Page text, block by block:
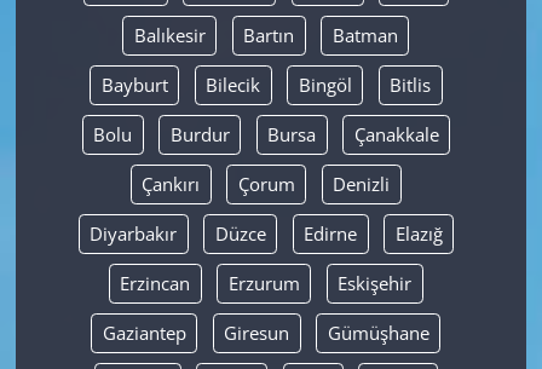
Balıkesir Bartın Batman
Bayburt Bilecik Bingöl Bitlis
Bolu Burdur Bursa Çanakkale
Çankırı Çorum Denizli
Diyarbakır Düzce Edirne Elazığ
Erzincan Erzurum Eskişehir
Gaziantep Giresun Gümüşhane